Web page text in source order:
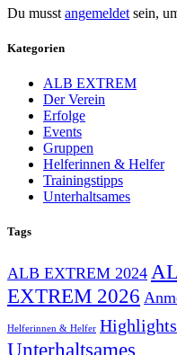
Du musst angemeldet sein,
Kategorien
ALB EXTREM
Der Verein
Erfolge
Events
Gruppen
Helferinnen & Helfer
Trainingstipps
Unterhaltsames
Tags
ALB EXTREM 2024
EXTREM 2026
Helferinnen & Helfer Highlights
Unterhaltsames